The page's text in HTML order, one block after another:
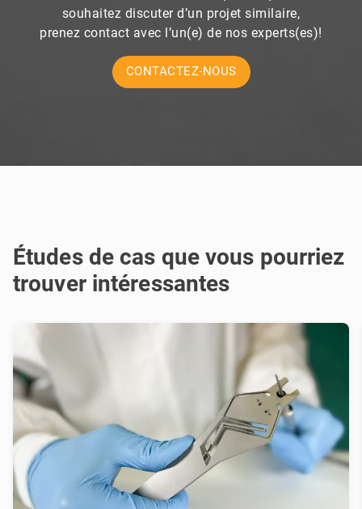
souhaitez discuter d’un projet similaire,
prenez contact avec l’un(e) de nos experts(es)!
CONTACTEZ-NOUS
Études de cas que vous pourriez
trouver intéressantes